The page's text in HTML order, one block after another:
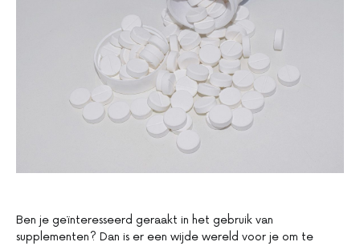
Ben je geïnteresseerd geraakt in het gebruik van
supplementen? Dan is er een wijde wereld voor je om te